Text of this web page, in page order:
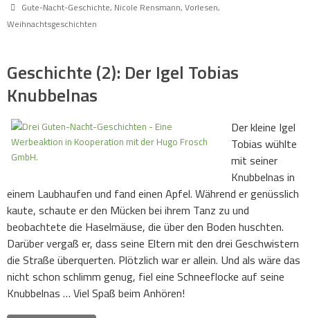
Gute-Nacht-Geschichte, Nicole Rensmann, Vorlesen,
Weihnachtsgeschichten
Geschichte (2): Der Igel Tobias
Knubbelnas
Der kleine Igel
Tobias wühlte
mit seiner
Knubbelnas in
einem Laubhaufen und fand einen Apfel. Während er genüsslich
kaute, schaute er den Mücken bei ihrem Tanz zu und
beobachtete die Haselmäuse, die über den Boden huschten.
Darüber vergaß er, dass seine Eltern mit den drei Geschwistern
die Straße überquerten. Plötzlich war er allein. Und als wäre das
nicht schon schlimm genug, fiel eine Schneeflocke auf seine
Knubbelnas … Viel Spaß beim Anhören!